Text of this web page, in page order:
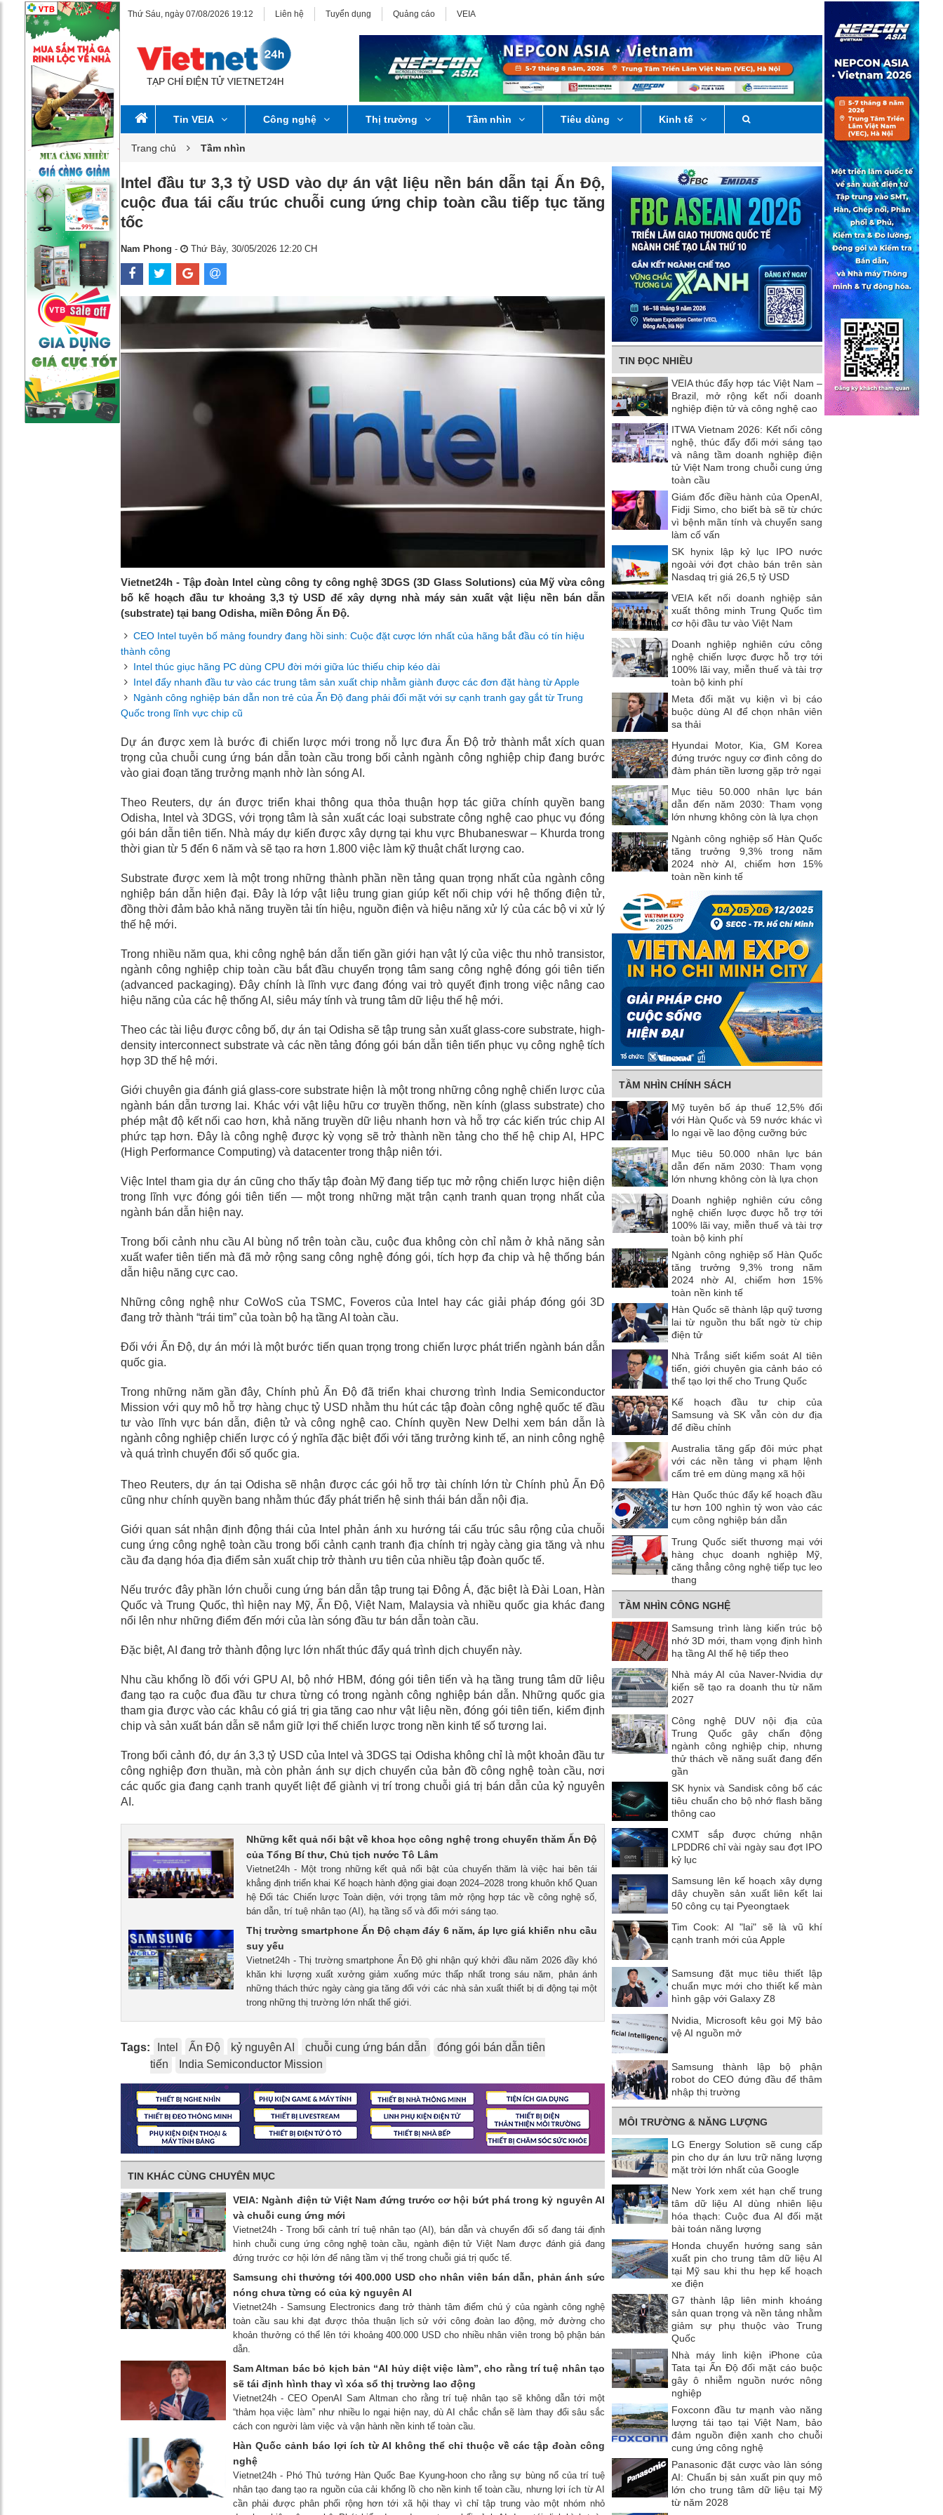
Thứ Sáu, ngày 07/08/2026 19:12 Liên hệ Tuyển dụng Quảng cáo VEIA
Tin VEIA Công nghệ Thị trường Tầm nhìn Tiêu dùng Kinh tế
Trang chủ Tầm nhìn
Intel đầu tư 3,3 tỷ USD vào dự án vật liệu nền bán dẫn tại Ấn Độ,
cuộc đua tái cấu trúc chuỗi cung ứng chip toàn cầu tiếp tục tăng
tốc
Nam Phong - Thứ Bảy, 30/05/2026 12:20 CH
Vietnet24h - Tập đoàn Intel cùng công ty công nghệ 3DGS (3D Glass Solutions) của Mỹ vừa công
bố kế hoạch đầu tư khoảng 3,3 tỷ USD để xây dựng nhà máy sản xuất vật liệu nền bán dẫn
(substrate) tại bang Odisha, miền Đông Ấn Độ.
CEO Intel tuyên bố mảng foundry đang hồi sinh: Cuộc đặt cược lớn nhất của hãng bắt đầu có tín hiệu
thành công
Intel thúc giục hãng PC dùng CPU đời mới giữa lúc thiếu chip kéo dài
Intel đẩy nhanh đầu tư vào các trung tâm sản xuất chip nhằm giành được các đơn đặt hàng từ Apple
Ngành công nghiệp bán dẫn non trẻ của Ấn Độ đang phải đối mặt với sự cạnh tranh gay gắt từ Trung
Quốc trong lĩnh vực chip cũ
Dự án được xem là bước đi chiến lược mới trong nỗ lực đưa Ấn Độ trở thành mắt xích quan
trọng của chuỗi cung ứng bán dẫn toàn cầu trong bối cảnh ngành công nghiệp chip đang bước
vào giai đoạn tăng trưởng mạnh nhờ làn sóng AI.
Theo Reuters, dự án được triển khai thông qua thỏa thuận hợp tác giữa chính quyền bang
Odisha, Intel và 3DGS, với trọng tâm là sản xuất các loại substrate công nghệ cao phục vụ đóng
gói bán dẫn tiên tiến. Nhà máy dự kiến được xây dựng tại khu vực Bhubaneswar – Khurda trong
thời gian từ 5 đến 6 năm và sẽ tạo ra hơn 1.800 việc làm kỹ thuật chất lượng cao.
Substrate được xem là một trong những thành phần nền tảng quan trọng nhất của ngành công
nghiệp bán dẫn hiện đại. Đây là lớp vật liệu trung gian giúp kết nối chip với hệ thống điện tử,
đồng thời đảm bảo khả năng truyền tải tín hiệu, nguồn điện và hiệu năng xử lý của các bộ vi xử lý
thế hệ mới.
Trong nhiều năm qua, khi công nghệ bán dẫn tiến gần giới hạn vật lý của việc thu nhỏ transistor,
ngành công nghiệp chip toàn cầu bắt đầu chuyển trọng tâm sang công nghệ đóng gói tiên tiến
(advanced packaging). Đây chính là lĩnh vực đang đóng vai trò quyết định trong việc nâng cao
hiệu năng của các hệ thống AI, siêu máy tính và trung tâm dữ liệu thế hệ mới.
Theo các tài liệu được công bố, dự án tại Odisha sẽ tập trung sản xuất glass-core substrate, high-
density interconnect substrate và các nền tảng đóng gói bán dẫn tiên tiến phục vụ công nghệ tích
hợp 3D thế hệ mới.
Giới chuyên gia đánh giá glass-core substrate hiện là một trong những công nghệ chiến lược của
ngành bán dẫn tương lai. Khác với vật liệu hữu cơ truyền thống, nền kính (glass substrate) cho
phép mật độ kết nối cao hơn, khả năng truyền dữ liệu nhanh hơn và hỗ trợ các kiến trúc chip AI
phức tạp hơn. Đây là công nghệ được kỳ vọng sẽ trở thành nền tảng cho thế hệ chip AI, HPC
(High Performance Computing) và datacenter trong thập niên tới.
Việc Intel tham gia dự án cũng cho thấy tập đoàn Mỹ đang tiếp tục mở rộng chiến lược hiện diện
trong lĩnh vực đóng gói tiên tiến — một trong những mặt trận cạnh tranh quan trọng nhất của
ngành bán dẫn hiện nay.
Trong bối cảnh nhu cầu AI bùng nổ trên toàn cầu, cuộc đua không còn chỉ nằm ở khả năng sản
xuất wafer tiên tiến mà đã mở rộng sang công nghệ đóng gói, tích hợp đa chip và hệ thống bán
dẫn hiệu năng cực cao.
Những công nghệ như CoWoS của TSMC, Foveros của Intel hay các giải pháp đóng gói 3D
đang trở thành “trái tim” của toàn bộ hạ tầng AI toàn cầu.
Đối với Ấn Độ, dự án mới là một bước tiến quan trọng trong chiến lược phát triển ngành bán dẫn
quốc gia.
Trong những năm gần đây, Chính phủ Ấn Độ đã triển khai chương trình India Semiconductor
Mission với quy mô hỗ trợ hàng chục tỷ USD nhằm thu hút các tập đoàn công nghệ quốc tế đầu
tư vào lĩnh vực bán dẫn, điện tử và công nghệ cao. Chính quyền New Delhi xem bán dẫn là
ngành công nghiệp chiến lược có ý nghĩa đặc biệt đối với tăng trưởng kinh tế, an ninh công nghệ
và quá trình chuyển đổi số quốc gia.
Theo Reuters, dự án tại Odisha sẽ nhận được các gói hỗ trợ tài chính lớn từ Chính phủ Ấn Độ
cũng như chính quyền bang nhằm thúc đẩy phát triển hệ sinh thái bán dẫn nội địa.
Giới quan sát nhận định động thái của Intel phản ánh xu hướng tái cấu trúc sâu rộng của chuỗi
cung ứng công nghệ toàn cầu trong bối cảnh cạnh tranh địa chính trị ngày càng gia tăng và nhu
cầu đa dạng hóa địa điểm sản xuất chip trở thành ưu tiên của nhiều tập đoàn quốc tế.
Nếu trước đây phần lớn chuỗi cung ứng bán dẫn tập trung tại Đông Á, đặc biệt là Đài Loan, Hàn
Quốc và Trung Quốc, thì hiện nay Mỹ, Ấn Độ, Việt Nam, Malaysia và nhiều quốc gia khác đang
nổi lên như những điểm đến mới của làn sóng đầu tư bán dẫn toàn cầu.
Đặc biệt, AI đang trở thành động lực lớn nhất thúc đẩy quá trình dịch chuyển này.
Nhu cầu khổng lồ đối với GPU AI, bộ nhớ HBM, đóng gói tiên tiến và hạ tầng trung tâm dữ liệu
đang tạo ra cuộc đua đầu tư chưa từng có trong ngành công nghiệp bán dẫn. Những quốc gia
tham gia được vào các khâu có giá trị gia tăng cao như vật liệu nền, đóng gói tiên tiến, kiểm định
chip và sản xuất bán dẫn sẽ nắm giữ lợi thế chiến lược trong nền kinh tế số tương lai.
Trong bối cảnh đó, dự án 3,3 tỷ USD của Intel và 3DGS tại Odisha không chỉ là một khoản đầu tư
công nghiệp đơn thuần, mà còn phản ánh sự dịch chuyển của bản đồ công nghệ toàn cầu, nơi
các quốc gia đang cạnh tranh quyết liệt để giành vị trí trong chuỗi giá trị bán dẫn của kỷ nguyên
AI.
Những kết quả nổi bật về khoa học công nghệ trong chuyến thăm Ấn Độ
của Tổng Bí thư, Chủ tịch nước Tô Lâm
Vietnet24h - Một trong những kết quả nổi bật của chuyến thăm là việc hai bên tái
khẳng định triển khai Kế hoạch hành động giai đoạn 2024–2028 trong khuôn khổ Quan
hệ Đối tác Chiến lược Toàn diện, với trọng tâm mở rộng hợp tác về công nghệ số,
bán dẫn, trí tuệ nhân tạo (AI), hạ tầng số và đổi mới sáng tạo.
Thị trường smartphone Ấn Độ chạm đáy 6 năm, áp lực giá khiến nhu cầu
suy yếu
Vietnet24h - Thị trường smartphone Ấn Độ ghi nhận quý khởi đầu năm 2026 đầy khó
khăn khi lượng xuất xưởng giảm xuống mức thấp nhất trong sáu năm, phản ánh
những thách thức ngày càng gia tăng đối với các nhà sản xuất thiết bị di động tại một
trong những thị trường lớn nhất thế giới.
Tags: Intel Ấn Độ kỷ nguyên AI chuỗi cung ứng bán dẫn
đóng gói bán dẫn tiên
tiến
India Semiconductor Mission
TIN KHÁC CÙNG CHUYÊN MỤC
VEIA: Ngành điện tử Việt Nam đứng trước cơ hội bứt phá trong kỷ nguyên AI
và chuỗi cung ứng mới
Vietnet24h - Trong bối cảnh trí tuệ nhân tạo (AI), bán dẫn và chuyển đổi số đang tái định
hình chuỗi cung ứng công nghệ toàn cầu, ngành điện tử Việt Nam được đánh giá đang
đứng trước cơ hội lớn để nâng tầm vị thế trong chuỗi giá trị quốc tế.
Samsung chi thưởng tới 400.000 USD cho nhân viên bán dẫn, phản ánh sức
nóng chưa từng có của kỷ nguyên AI
Vietnet24h - Samsung Electronics đang trở thành tâm điểm chú ý của ngành công nghệ
toàn cầu sau khi đạt được thỏa thuận lịch sử với công đoàn lao động, mở đường cho
khoản thưởng có thể lên tới khoảng 400.000 USD cho nhiều nhân viên trong bộ phận bán
dẫn.
Sam Altman bác bỏ kịch bản “AI hủy diệt việc làm”, cho rằng trí tuệ nhân tạo
sẽ tái định hình thay vì xóa sổ thị trường lao động
Vietnet24h - CEO OpenAI Sam Altman cho rằng trí tuệ nhân tạo sẽ không dẫn tới một
“thảm họa việc làm” như nhiều lo ngại hiện nay, dù AI chắc chắn sẽ làm thay đổi sâu sắc
cách con người làm việc và vận hành nền kinh tế toàn cầu.
Hàn Quốc cảnh báo lợi ích từ AI không thể chỉ thuộc về các tập đoàn công
nghệ
Vietnet24h - Phó Thủ tướng Hàn Quốc Bae Kyung-hoon cho rằng sự bùng nổ của trí tuệ
nhân tạo đang tạo ra nguồn của cải khổng lồ cho nền kinh tế toàn cầu, nhưng lợi ích từ AI
cần phải được phân phối rộng hơn tới xã hội thay vì chỉ tập trung vào một nhóm nhỏ
TIN ĐỌC NHIỀU
VEIA thúc đẩy hợp tác Việt Nam –
Brazil, mở rộng kết nối doanh
nghiệp điện tử và công nghệ cao
ITWA Vietnam 2026: Kết nối công
nghệ, thúc đẩy đổi mới sáng tạo
và nâng tầm doanh nghiệp điện
tử Việt Nam trong chuỗi cung ứng
toàn cầu
Giám đốc điều hành của OpenAI,
Fidji Simo, cho biết bà sẽ từ chức
vì bệnh mãn tính và chuyển sang
làm cố vấn
SK hynix lập kỷ lục IPO nước
ngoài với đợt chào bán trên sàn
Nasdaq trị giá 26,5 tỷ USD
VEIA kết nối doanh nghiệp sản
xuất thông minh Trung Quốc tìm
cơ hội đầu tư vào Việt Nam
Doanh nghiệp nghiên cứu công
nghệ chiến lược được hỗ trợ tới
100% lãi vay, miễn thuế và tài trợ
toàn bộ kinh phí
Meta đối mặt vụ kiện vì bị cáo
buộc dùng AI để chọn nhân viên
sa thải
Hyundai Motor, Kia, GM Korea
đứng trước nguy cơ đình công do
đàm phán tiền lương gặp trở ngại
Mục tiêu 50.000 nhân lực bán
dẫn đến năm 2030: Tham vọng
lớn nhưng không còn là lựa chọn
Ngành công nghiệp số Hàn Quốc
tăng trưởng 9,3% trong năm
2024 nhờ AI, chiếm hơn 15%
toàn nền kinh tế
TẦM NHÌN CHÍNH SÁCH
Mỹ tuyên bố áp thuế 12,5% đối
với Hàn Quốc và 59 nước khác vì
lo ngại về lao động cưỡng bức
Mục tiêu 50.000 nhân lực bán
dẫn đến năm 2030: Tham vọng
lớn nhưng không còn là lựa chọn
Doanh nghiệp nghiên cứu công
nghệ chiến lược được hỗ trợ tới
100% lãi vay, miễn thuế và tài trợ
toàn bộ kinh phí
Ngành công nghiệp số Hàn Quốc
tăng trưởng 9,3% trong năm
2024 nhờ AI, chiếm hơn 15%
toàn nền kinh tế
Hàn Quốc sẽ thành lập quỹ tương
lai từ nguồn thu bất ngờ từ chip
điện tử
Nhà Trắng siết kiểm soát AI tiên
tiến, giới chuyên gia cảnh báo có
thể tạo lợi thế cho Trung Quốc
Kế hoạch đầu tư chip của
Samsung và SK vẫn còn dư địa
để điều chỉnh
Australia tăng gấp đôi mức phạt
với các nền tảng vi phạm lệnh
cấm trẻ em dùng mạng xã hội
Hàn Quốc thúc đẩy kế hoạch đầu
tư hơn 100 nghìn tỷ won vào các
cụm công nghiệp bán dẫn
Trung Quốc siết thương mại với
hàng chục doanh nghiệp Mỹ,
căng thẳng công nghệ tiếp tục leo
thang
TẦM NHÌN CÔNG NGHỆ
Samsung trình làng kiến trúc bộ
nhớ 3D mới, tham vọng định hình
hạ tầng AI thế hệ tiếp theo
Nhà máy AI của Naver-Nvidia dự
kiến ​​sẽ tạo ra doanh thu từ năm
2027
Công nghệ DUV nội địa của
Trung Quốc gây chấn động
ngành công nghiệp chip, nhưng
thử thách về năng suất đang đến
gần
SK hynix và Sandisk công bố các
tiêu chuẩn cho bộ nhớ flash băng
thông cao
CXMT sắp được chứng nhận
LPDDR6 chỉ vài ngày sau đợt IPO
kỷ lục
Samsung lên kế hoạch xây dựng
dây chuyền sản xuất liên kết lai
50 công cụ tại Pyeongtaek
Tim Cook: AI "lai" sẽ là vũ khí
cạnh tranh mới của Apple
Samsung đặt mục tiêu thiết lập
chuẩn mực mới cho thiết kế màn
hình gập với Galaxy Z8
Nvidia, Microsoft kêu gọi Mỹ bảo
vệ AI nguồn mở
Samsung thành lập bộ phận
robot do CEO đứng đầu để thâm
nhập thị trường
MÔI TRƯỜNG & NĂNG LƯỢNG
LG Energy Solution sẽ cung cấp
pin cho dự án lưu trữ năng lượng
mặt trời lớn nhất của Google
New York xem xét hạn chế trung
tâm dữ liệu AI dùng nhiên liệu
hóa thạch: Cuộc đua AI đối mặt
bài toán năng lượng
Honda chuyển hướng sang sản
xuất pin cho trung tâm dữ liệu AI
tại Mỹ sau khi thu hẹp kế hoạch
xe điện
G7 thành lập liên minh khoáng
sản quan trọng và nền tảng nhằm
giảm sự phụ thuộc vào Trung
Quốc
Nhà máy linh kiện iPhone của
Tata tại Ấn Độ đối mặt cáo buộc
gây ô nhiễm nguồn nước nông
nghiệp
Foxconn đầu tư mạnh vào năng
lượng tái tạo tại Việt Nam, bảo
đảm nguồn điện xanh cho chuỗi
cung ứng công nghệ
Panasonic đặt cược vào làn sóng
AI: Chuẩn bị sản xuất pin quy mô
lớn cho trung tâm dữ liệu tại Mỹ
từ năm 2028